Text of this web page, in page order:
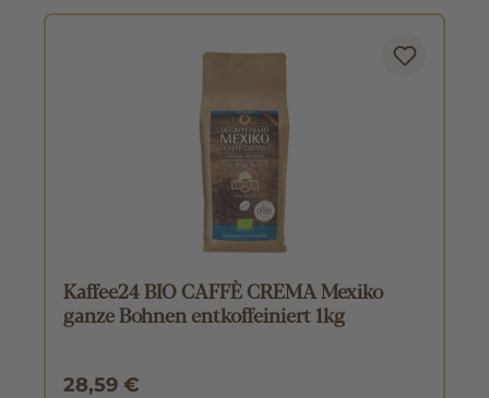
Kaffee24 BIO CAFFÈ CREMA Mexiko
ganze Bohnen entkoffeiniert 1kg
28,59 €